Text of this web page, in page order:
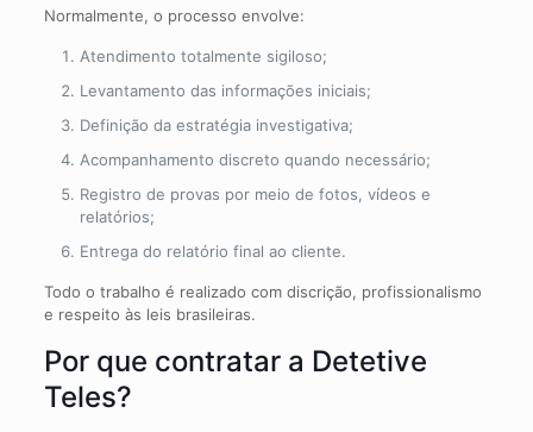
Normalmente, o processo envolve:
Atendimento totalmente sigiloso;
Levantamento das informações iniciais;
Definição da estratégia investigativa;
Acompanhamento discreto quando necessário;
Registro de provas por meio de fotos, vídeos e
relatórios;
Entrega do relatório final ao cliente.
Todo o trabalho é realizado com discrição, profissionalismo
e respeito às leis brasileiras.
Por que contratar a Detetive
Teles?